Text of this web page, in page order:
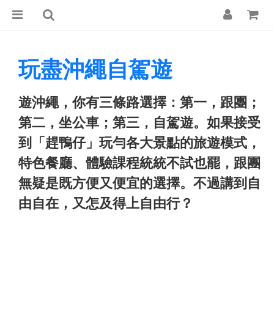
玩盡沖繩自駕遊
遊沖繩，你有三條路選擇：第一，跟團；
第二，坐公車；第三，自駕遊。如果接受
到「趕鴨仔」玩勻各大景點的旅遊模式，
特色餐廳、體驗課程統統不試也罷，跟團
無疑是既方便又便宜的選擇。不過講到自
由自在，又怎及得上自由行？